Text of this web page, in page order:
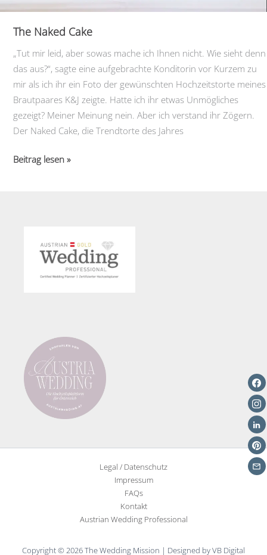
The Naked Cake
„Tut mir leid, aber sowas mache ich Ihnen nicht. Wie sieht denn
das aus?“, sagte eine aufgebrachte Konditorin vor Kurzem zu
mir als ich ihr ein Foto der gewünschten Hochzeitstorte meines
Brautpaares K&J zeigte. Hatte ich ihr etwas Unmögliches
gezeigt? Meiner Meinung nein. Aber ich verstand ihr Zögern.
Der Naked Cake, die Trendtorte des Jahres
The
Beitrag lesen »
Legal / Datenschutz
Impressum
FAQs
Kontakt
Austrian Wedding Professional
Copyright © 2026 The Wedding Mission | Designed by VB Digital